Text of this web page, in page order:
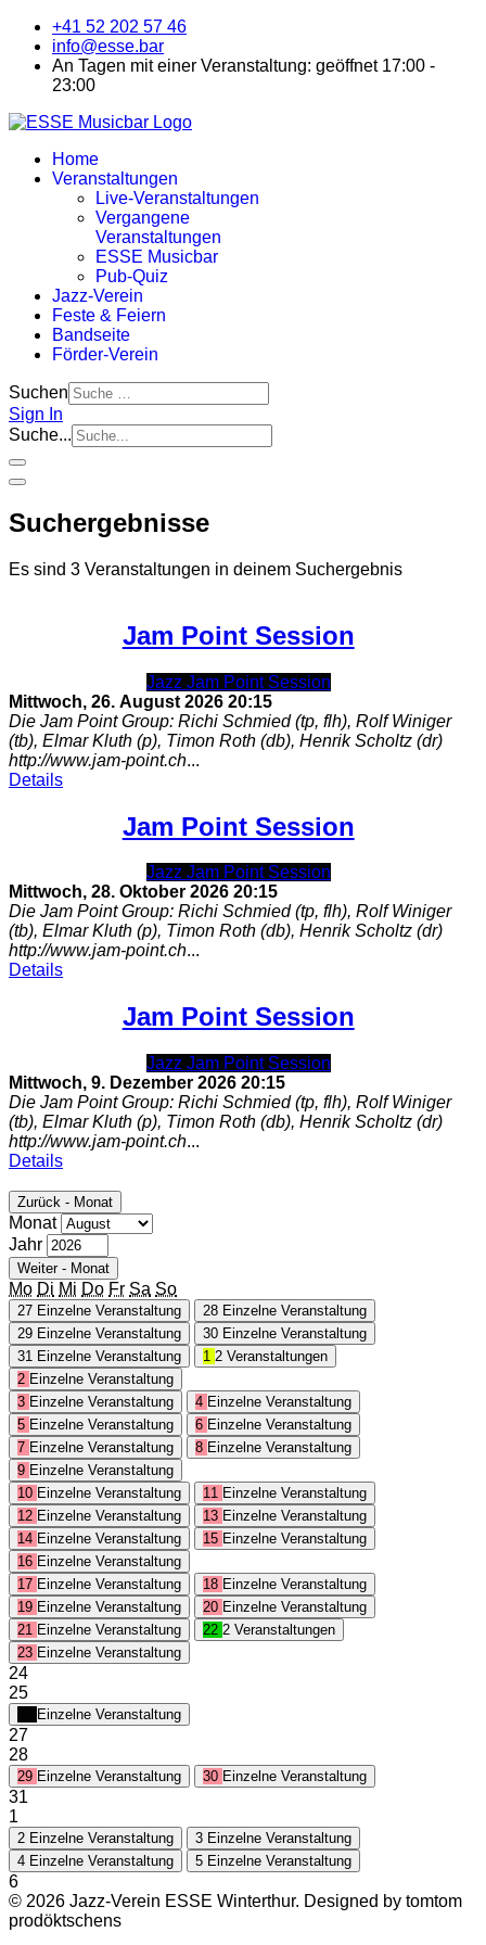
+41 52 202 57 46
info@esse.bar
An Tagen mit einer Veranstaltung: geöffnet 17:00 -
23:00
Home
Veranstaltungen
Live-Veranstaltungen
Vergangene
Veranstaltungen
ESSE Musicbar
Pub-Quiz
Jazz-Verein
Feste & Feiern
Bandseite
Förder-Verein
Suchen
Sign In
Suche...
Suchergebnisse
Es sind 3 Veranstaltungen in deinem Suchergebnis
Jam Point Session
Jazz Jam Point Session
Mittwoch, 26. August 2026 20:15
Die Jam Point Group: Richi Schmied (tp, flh), Rolf Winiger
(tb), Elmar Kluth (p), Timon Roth (db), Henrik Scholtz (dr)
http://www.jam-point.ch...
Details
Jam Point Session
Jazz Jam Point Session
Mittwoch, 28. Oktober 2026 20:15
Die Jam Point Group: Richi Schmied (tp, flh), Rolf Winiger
(tb), Elmar Kluth (p), Timon Roth (db), Henrik Scholtz (dr)
http://www.jam-point.ch...
Details
Jam Point Session
Jazz Jam Point Session
Mittwoch, 9. Dezember 2026 20:15
Die Jam Point Group: Richi Schmied (tp, flh), Rolf Winiger
(tb), Elmar Kluth (p), Timon Roth (db), Henrik Scholtz (dr)
http://www.jam-point.ch...
Details
Zurück - Monat
Monat
Jahr
Weiter - Monat
Mo Di Mi Do Fr Sa So
27 Einzelne Veranstaltung 28 Einzelne Veranstaltung
29 Einzelne Veranstaltung 30 Einzelne Veranstaltung
31 Einzelne Veranstaltung 1 2 Veranstaltungen
2 Einzelne Veranstaltung
3 Einzelne Veranstaltung 4 Einzelne Veranstaltung
5 Einzelne Veranstaltung 6 Einzelne Veranstaltung
7 Einzelne Veranstaltung 8 Einzelne Veranstaltung
9 Einzelne Veranstaltung
10 Einzelne Veranstaltung 11 Einzelne Veranstaltung
12 Einzelne Veranstaltung 13 Einzelne Veranstaltung
14 Einzelne Veranstaltung 15 Einzelne Veranstaltung
16 Einzelne Veranstaltung
17 Einzelne Veranstaltung 18 Einzelne Veranstaltung
19 Einzelne Veranstaltung 20 Einzelne Veranstaltung
21 Einzelne Veranstaltung 22 2 Veranstaltungen
23 Einzelne Veranstaltung
24
25
Einzelne Veranstaltung
27
28
29 Einzelne Veranstaltung 30 Einzelne Veranstaltung
31
1
2 Einzelne Veranstaltung 3 Einzelne Veranstaltung
4 Einzelne Veranstaltung 5 Einzelne Veranstaltung
6
© 2026 Jazz-Verein ESSE Winterthur. Designed by tomtom
prodöktschens